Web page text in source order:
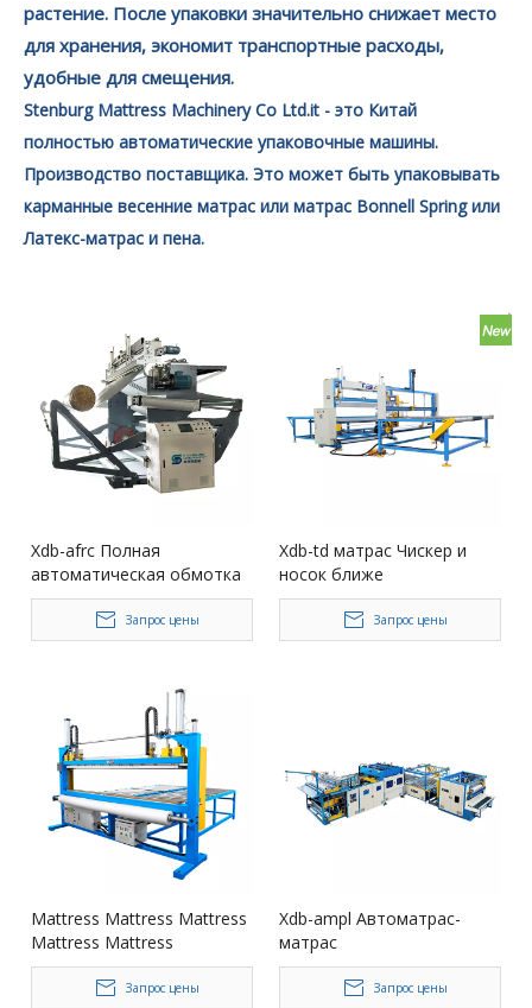
растение. После упаковки значительно снижает место
для хранения, экономит транспортные расходы,
удобные для смещения.
Stenburg Mattress Machinery Co Ltd.it - ​​это Китай
полностью автоматические упаковочные машины.
Производство поставщика. Это может быть упаковывать
карманные весенние матрас или матрас Bonnell Spring или
Латекс-матрас и пена.
Xdb-afrc Полная
автоматическая обмотка
губки
Запрос цены
Xdb-td матрас Чискер и
носок ближе
Запрос цены
Mattress Mattress Mattress
Mattress Mattress
Запрос цены
Xdb-ampl Автоматрас-
матрас
Запрос цены